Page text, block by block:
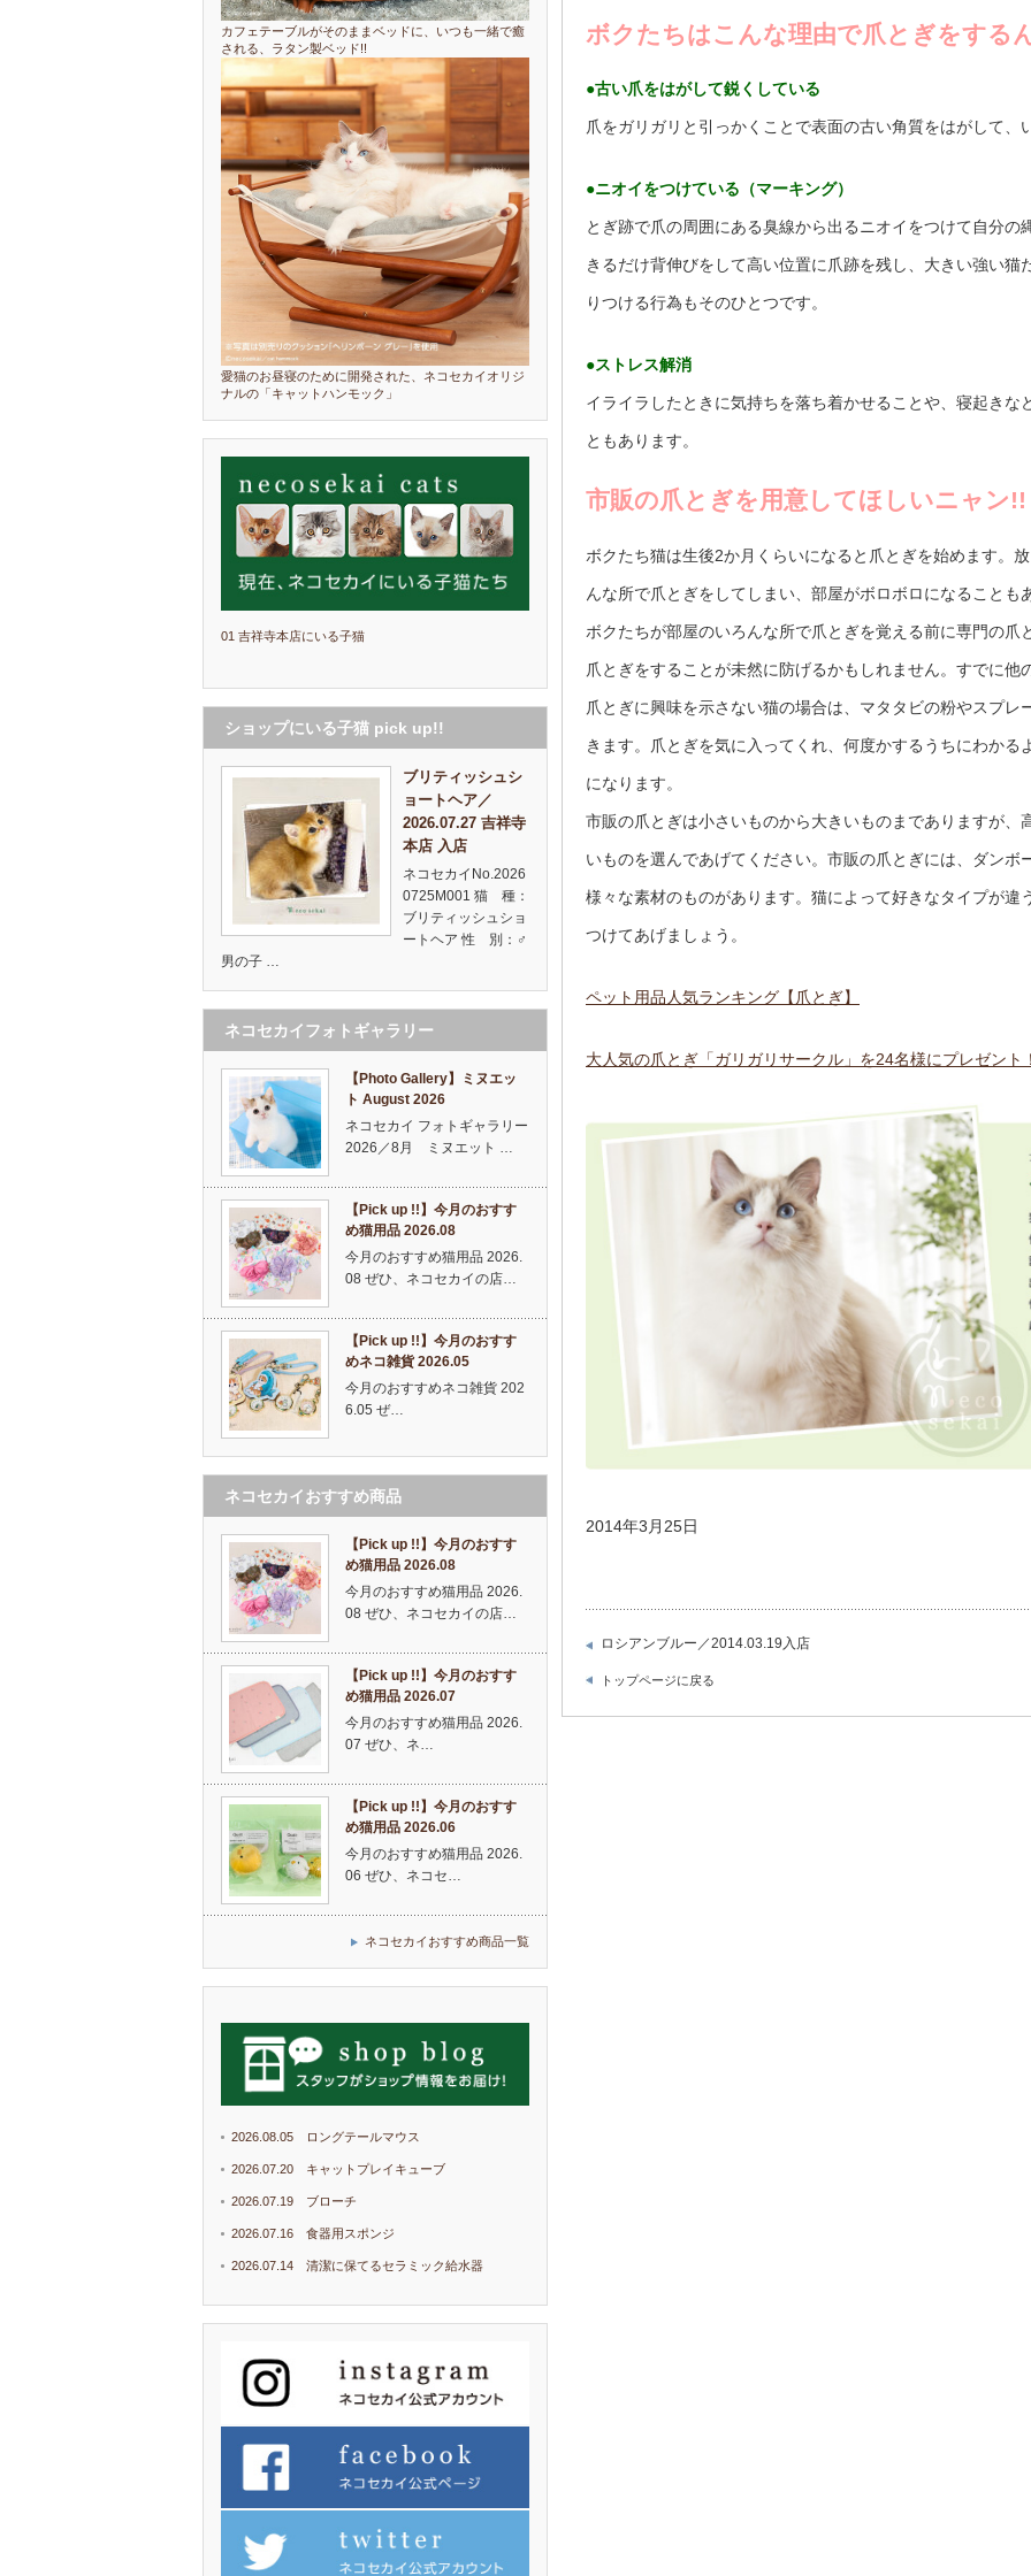
ボクたちはこんな理由で爪とぎをする
●古い爪をはがして鋭くしている
爪をガリガリと引っかくことで表面の古い角質をはがして、
●ニオイをつけている（マーキング）
とぎ跡で爪の周囲にある臭線から出るニオイをつけて自分
きるだけ背伸びをして高い位置に爪跡を残し、大きい強い
りつける行為もそのひとつです。
●ストレス解消
イライラしたときに気持ちを落ち着かせることや、寝起きな
ともあります。
市販の爪とぎを用意してほしいニャン!!
ボクたち猫は生後2か月くらいになると爪とぎを始めます。
んな所で爪とぎをしてしまい、部屋がボロボロになることも
ボクたちが部屋のいろんな所で爪とぎを覚える前に専門の爪
爪とぎをすることが未然に防げるかもしれません。すでに
爪とぎに興味を示さない猫の場合は、マタタビの粉やスプ
きます。爪とぎを気に入ってくれ、何度かするうちにわか
になります。
市販の爪とぎは小さいものから大きいものまでありますが、
いものを選んであげてください。市販の爪とぎには、ダンボ
様々な素材のものがあります。猫によって好きなタイプが違
つけてあげましょう。
ペット用品人気ランキング【爪とぎ】
大人気の爪とぎ「ガリガリサークル」を24名様にプレゼント
2014年3月25日
ロシアンブルー／2014.03.19入店
トップページに戻る
カフェテーブルがそのままベッドに、いつも一緒で癒
される、ラタン製ベッド!!
愛猫のお昼寝のために開発された、ネコセカイオリジ
ナルの「キャットハンモック」
01 吉祥寺本店にいる子猫
ショップにいる子猫 pick up!!
ブリティッシュシ
ョートヘア／
2026.07.27 吉祥寺
本店 入店
ネコセカイNo.2026
0725M001 猫 種：
ブリティッシュショ
ートヘア 性 別：♂
男の子 …
ネコセカイフォトギャラリー
【Photo Gallery】ミヌエッ
ト August 2026
ネコセカイ フォトギャラリー
2026／8月 ミヌエット …
【Pick up !!】今月のおすす
め猫用品 2026.08
今月のおすすめ猫用品 2026.
08 ぜひ、ネコセカイの店…
【Pick up !!】今月のおすす
めネコ雑貨 2026.05
今月のおすすめネコ雑貨 202
6.05 ぜ…
ネコセカイおすすめ商品
【Pick up !!】今月のおすす
め猫用品 2026.08
今月のおすすめ猫用品 2026.
08 ぜひ、ネコセカイの店…
【Pick up !!】今月のおすす
め猫用品 2026.07
今月のおすすめ猫用品 2026.
07 ぜひ、ネ…
【Pick up !!】今月のおすす
め猫用品 2026.06
今月のおすすめ猫用品 2026.
06 ぜひ、ネコセ…
ネコセカイおすすめ商品一覧
2026.08.05 ロングテールマウス
2026.07.20 キャットプレイキューブ
2026.07.19 ブローチ
2026.07.16 食器用スポンジ
2026.07.14 清潔に保てるセラミック給水器